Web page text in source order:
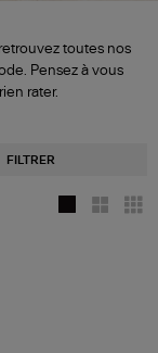
toutes nos
Pensez à vous
rater.
FILTRER